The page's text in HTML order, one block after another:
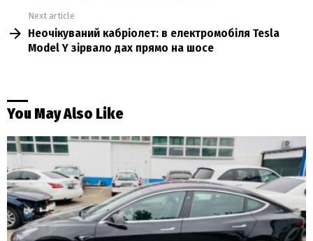
Next article
Неочікуваний кабріолет: в електромобіля Tesla
Model Y зірвало дах прямо на шосе
You May Also Like